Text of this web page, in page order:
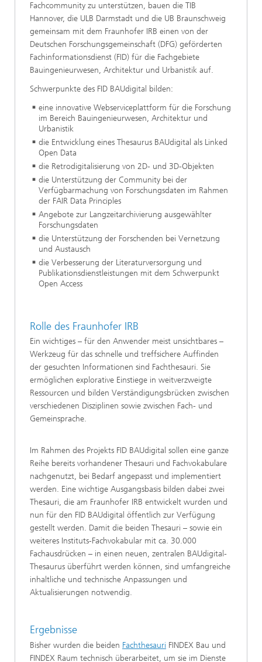
Fachcommunity zu unterstützen, bauen die TIB
Hannover, die ULB Darmstadt und die UB Braunschweig
gemeinsam mit dem Fraunhofer IRB einen von der
Deutschen Forschungsgemeinschaft (DFG) geförderten
Fachinformationsdienst (FID) für die Fachgebiete
Bauingenieurwesen, Architektur und Urbanistik auf.
Schwerpunkte des FID BAUdigital bilden:
eine innovative Webserviceplattform für die Forschung
im Bereich Bauingenieurwesen, Architektur und
Urbanistik
die Entwicklung eines Thesaurus BAUdigital als Linked
Open Data
die Retrodigitalisierung von 2D- und 3D-Objekten
die Unterstützung der Community bei der
Verfügbarmachung von Forschungsdaten im Rahmen
der FAIR Data Principles
Angebote zur Langzeitarchivierung ausgewählter
Forschungsdaten
die Unterstützung der Forschenden bei Vernetzung
und Austausch
die Verbesserung der Literaturversorgung und
Publikationsdienstleistungen mit dem Schwerpunkt
Open Access
Rolle des Fraunhofer IRB
Ein wichtiges – für den Anwender meist unsichtbares –
Werkzeug für das schnelle und treffsichere Auffinden
der gesuchten Informationen sind Fachthesauri. Sie
ermöglichen explorative Einstiege in weitverzweigte
Ressourcen und bilden Verständigungsbrücken zwischen
verschiedenen Disziplinen sowie zwischen Fach- und
Gemeinsprache.
Im Rahmen des Projekts FID BAUdigital sollen eine ganze
Reihe bereits vorhandener Thesauri und Fachvokabulare
nachgenutzt, bei Bedarf angepasst und implementiert
werden. Eine wichtige Ausgangsbasis bilden dabei zwei
Thesauri, die am Fraunhofer IRB entwickelt wurden und
nun für den FID BAUdigital öffentlich zur Verfügung
gestellt werden. Damit die beiden Thesauri – sowie ein
weiteres Instituts-Fachvokabular mit ca. 30.000
Fachausdrücken – in einen neuen, zentralen BAUdigital-
Thesaurus überführt werden können, sind umfangreiche
inhaltliche und technische Anpassungen und
Aktualisierungen notwendig.
Ergebnisse
Bisher wurden die beiden Fachthesauri FINDEX Bau und
FINDEX Raum technisch überarbeitet, um sie im Dienste